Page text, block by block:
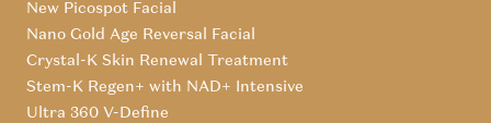
New Picospot Facial
Nano Gold Age Reversal Facial
Crystal-K Skin Renewal Treatment
Stem-K Regen+ with NAD+ Intensive
Ultra 360 V-Define